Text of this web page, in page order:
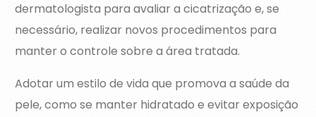
dermatologista para avaliar a cicatrização e, se
necessário, realizar novos procedimentos para
manter o controle sobre a área tratada.
Adotar um estilo de vida que promova a saúde da
pele, como se manter hidratado e evitar exposição